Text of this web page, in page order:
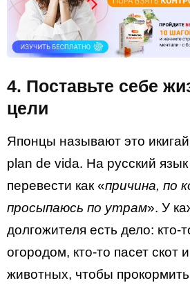
4. Поставьте себе
цели
Японцы называют это
plan de vida. На русский
перевести как «причина, по
просыпаюсь по утрам». У
долгожителя есть дело: кто-
огородом, кто-то пасет скот
животных, чтобы